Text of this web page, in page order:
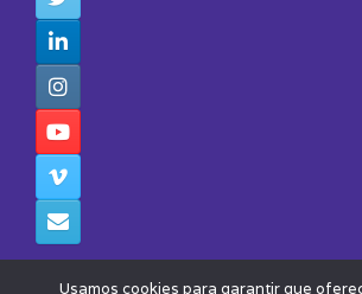
Usamos cookies para garantir que